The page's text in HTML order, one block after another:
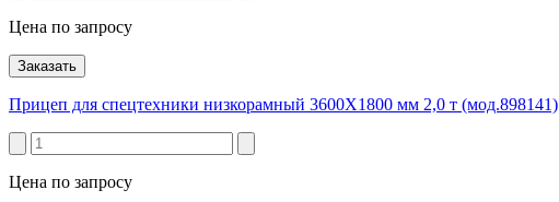
Цена по запросу
Заказать
Прицеп для спецтехники низкорамный 3600Х1800 мм 2,0 т (мод.898141)
Цена по запросу